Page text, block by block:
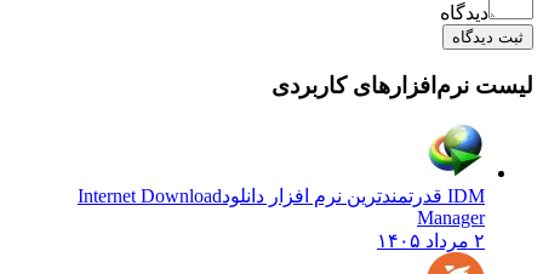
دیدگاه
ثبت دیدگاه
لیست نرم‌افزارهای کاربردی
IDM قدرتمندترین نرم افزار دانلود
Internet Download
Manager
۲ مرداد ۱۴۰۵